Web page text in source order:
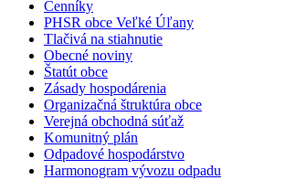
Cenníky
PHSR obce Veľké Úľany
Tlačivá na stiahnutie
Obecné noviny
Štatút obce
Zásady hospodárenia
Organizačná štruktúra obce
Verejná obchodná súťaž
Komunitný plán
Odpadové hospodárstvo
Harmonogram vývozu odpadu